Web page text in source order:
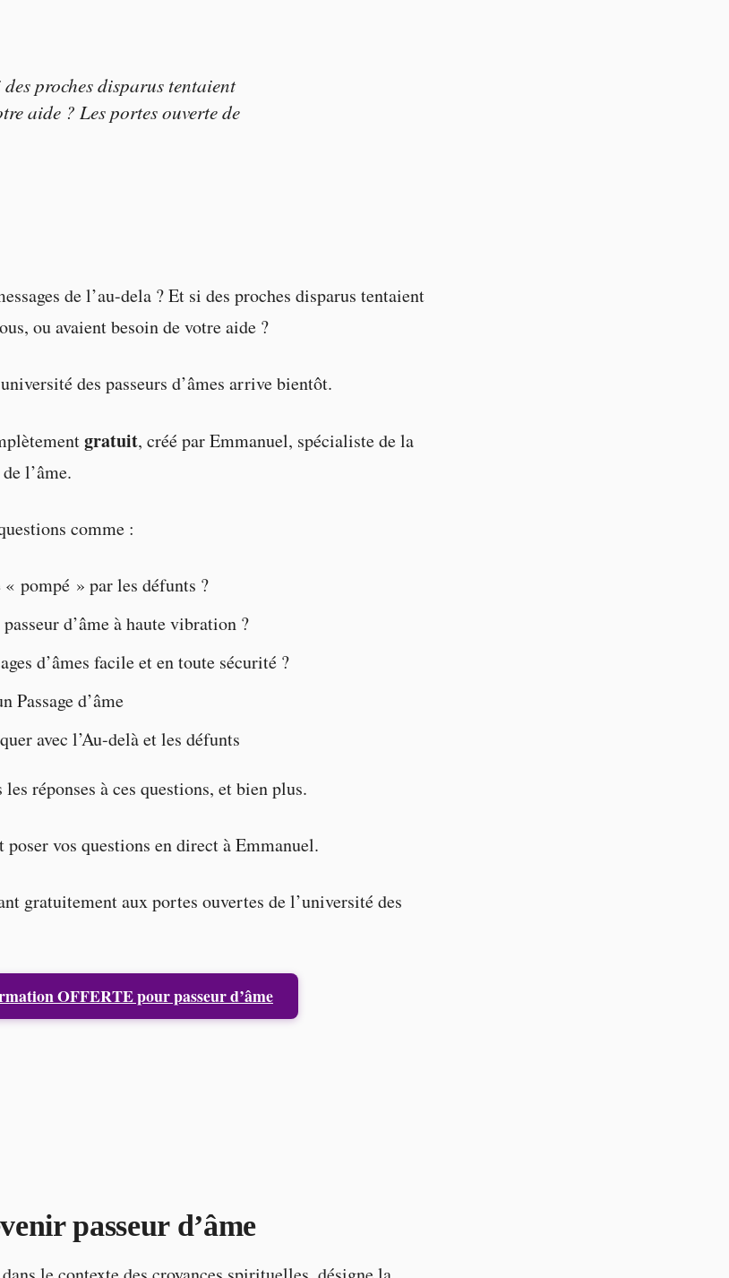
des proches disparus tentaient
aide ? Les portes ouverte de
de l’au-dela ? Et si des proches disparus tentaient
ou avaient besoin de votre aide ?
des passeurs d’âmes arrive bientôt.
gratuit, créé par Emmanuel, spécialiste de la
l’âme.
comme :
pompé » par les défunts ?
d’âme à haute vibration ?
d’âmes facile et en toute sécurité ?
Passage d’âme
avec l’Au-delà et les défunts
réponses à ces questions, et bien plus.
vos questions en direct à Emmanuel.
gratuitement aux portes ouvertes de l’université des
OFFERTE pour passeur d’âme
passeur d’âme